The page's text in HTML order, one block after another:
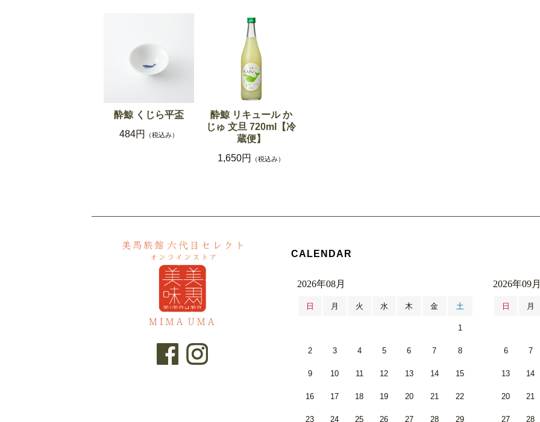
酔鯨 くじら平盃
484円
（税込み）
酔鯨 リキュール か
じゅ 文旦 720ml【冷
蔵便】
1,650円
（税込み）
CALENDAR
2026年08月
日 月 火 水 木 金 土
1
2 3 4 5 6 7 8
9 10 11 12 13 14 15
16 17 18 19 20 21 22
23 24 25 26 27 28 29
2026年09
日 月
6 7
13 14
20 21
27 28